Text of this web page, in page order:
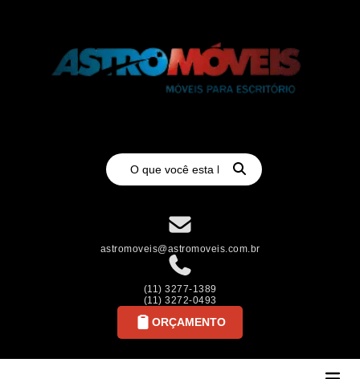
astromoveis@astromoveis.com.br
(11) 3277-1389
(11) 3272-0493
ORÇAMENTO